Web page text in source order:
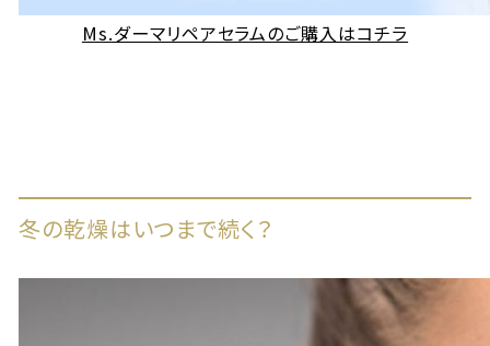
Ms.ダーマリペアセラムのご購入はコチラ
冬の乾燥はいつまで続く？